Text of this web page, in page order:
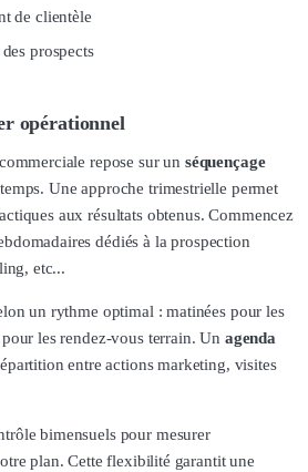
de clientèle
prospects
opérationnel
repose sur un séquençage
Une approche trimestrielle permet
aux résultats obtenus. Commencez
dédiés à la prospection
etc...
un rythme optimal : matinées pour les
les rendez-vous terrain. Un agenda
entre actions marketing, visites
bimensuels pour mesurer
plan. Cette flexibilité garantit une